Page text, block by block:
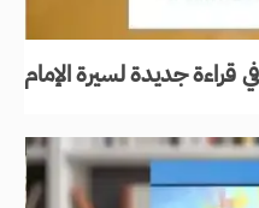
قراءة جديدة لسيرة الإمام